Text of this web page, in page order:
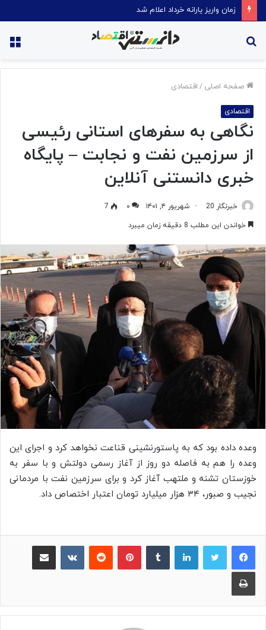
قیمت روغن دریکسال رکورد زد
صفحه اصلی / اقتصادی
اقتصادی
نگاهی به سفرهای استانی رئیسی
از سرزمین نفت و نجابت – پایگاه
خبری دانستنی آنلاین
خبرنگار 20 شهریور ۴, ۱۴۰۱ ۰
7
خواندن این مطلب 8 دقیقه زمان میبرد
وعده داده بود که به پاستورنشینی قناعت نخواهد کرد و اجرای این
وعده را هم به فاصله دو روز از آغاز رسمی دولتش و با سفر به
خوزستان تشنه و ملتهب آغاز کرد و برای سرزمین نفت با مردمانی
نجیب و صبور، ۳۴ هزار میلیارد تومان اعتبار اختصاص داد.
لینکدین پینترست ‫رددیت
چاپ